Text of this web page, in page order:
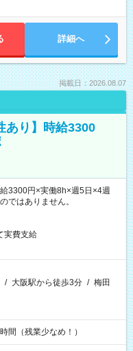
詳細へ
掲載日：2026.08.07
あり】時給3300
3300円×実働8h×週5日×4週
ではありません。
実費支給
/ 大阪駅から徒歩3分 / 梅田
間（残業少なめ！）